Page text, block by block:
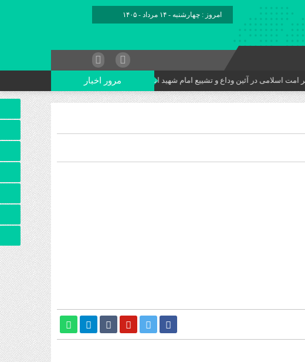
امروز : چهارشنبه - ۱۴ مرداد - ۱۴۰۵
مرور اخبار در آئین وداع و تشییع امام شهید انقلاب اسلامی وحدت ملّی، حماسه‌ای که سربلندی